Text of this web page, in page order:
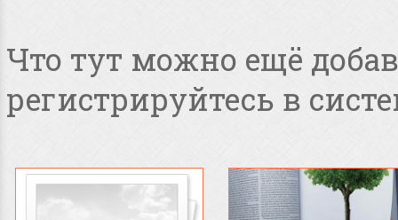
Что тут можно ещё
регистрируйтесь в